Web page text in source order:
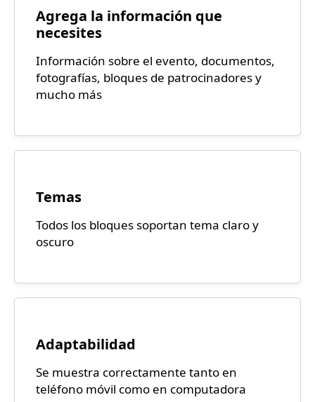
Agrega la información que
necesites
Información sobre el evento, documentos,
fotografías, bloques de patrocinadores y
mucho más
Temas
Todos los bloques soportan tema claro y
oscuro
Adaptabilidad
Se muestra correctamente tanto en
teléfono móvil como en computadora